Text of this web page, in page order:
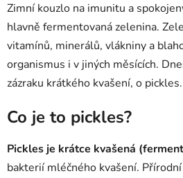
Zimní kouzlo na imunitu a
hlavně fermentovaná zelenina.
vitamínů, minerálů, vlákniny a
organismus i v jiných měsících.
zázraku krátkého kvašení, o pickles.
Co je to pickles?
Pickles je krátce kvašená
bakterií mléčného kvašení. Přírodní